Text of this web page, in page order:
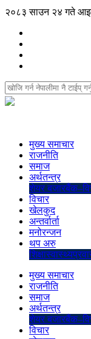
२०८३ साउन २४ गते
मुख्य समाचार
राजनीति
समाज
अर्थतन्त्र
शेयर बजार
विचार
खेलकुद
अन्तर्वार्ता
मनोरन्जन
थप अरु
शिक्षास्वास्थ्य
मुख्य समाचार
राजनीति
समाज
अर्थतन्त्र
शेयर बजार
विचार